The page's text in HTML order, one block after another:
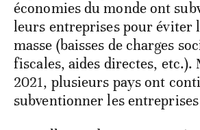
économies du monde ont
leurs entreprises pour éviter
masse (baisses de charges
fiscales, aides directes, etc.).
2021, plusieurs pays ont
subventionner les